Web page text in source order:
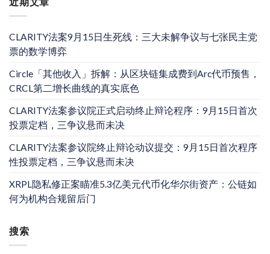
CLARITY法案9月15日生死线：三大未解争议与七张民主党
票的数学博弈
Circle「其他收入」拆解：从区块链集成费到Arc代币预售，
CRCL第二增长曲线的真实底色
CLARITY法案参议院正式启动终止辩论程序：9月15日首次
投票定档，三争议悬而未决
CLARITY法案参议院终止辩论动议提交：9月15日首次程序
性投票定档，三争议悬而未决
XRPL隐私修正案瞄准5.3亿美元代币化华尔街资产：公链如
何为机构合规留后门
搜索